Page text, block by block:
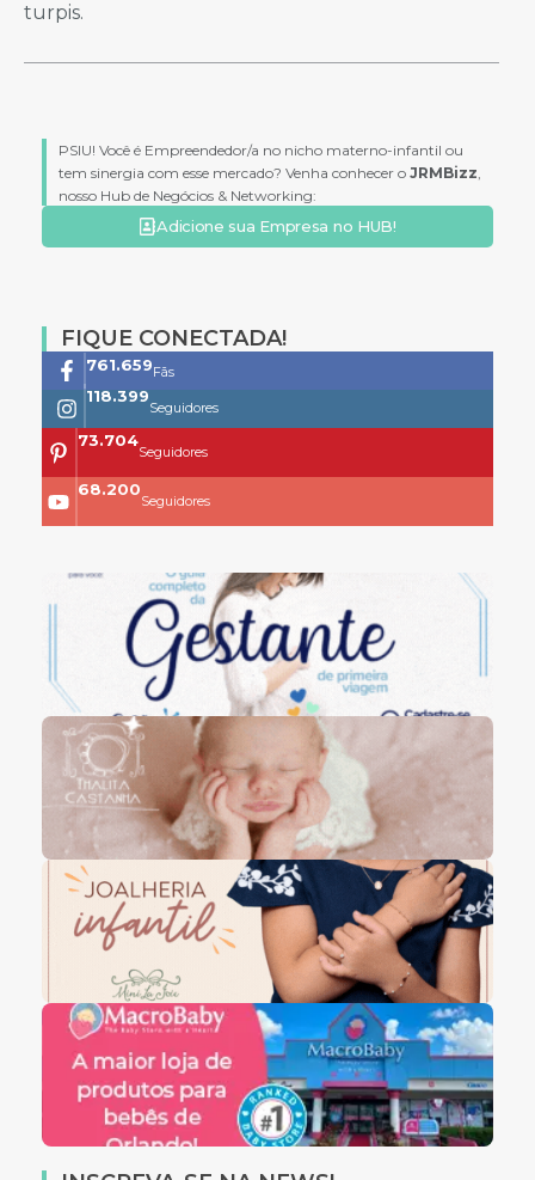
turpis.
PSIU! Você é Empreendedor/a no nicho materno-infantil ou
tem sinergia com esse mercado? Venha conhecer o JRMBizz,
nosso Hub de Negócios & Networking:
Adicione sua Empresa no HUB!
FIQUE CONECTADA!
761.659Fãs
118.399
Seguidores
73.704
Seguidores
68.200
Seguidores